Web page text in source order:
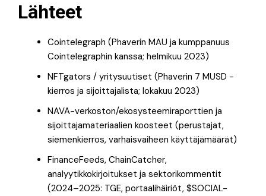
Lähteet
Cointelegraph (Phaverin MAU ja kumppanuus
Cointelegraphin kanssa; helmikuu 2023)
NFTgators / yritysuutiset (Phaverin 7 MUSD -
kierros ja sijoittajalista; lokakuu 2023)
NAVA-verkoston/ekosysteemiraporttien ja
sijoittajamateriaalien koosteet (perustajat,
siemenkierros, varhaisvaiheen käyttäjämäärät)
FinanceFeeds, ChainCatcher,
analyytikkokirjoitukset ja sektorikommentit
(2024–2025: TGE, portaalihäiriöt, $SOCIAL-